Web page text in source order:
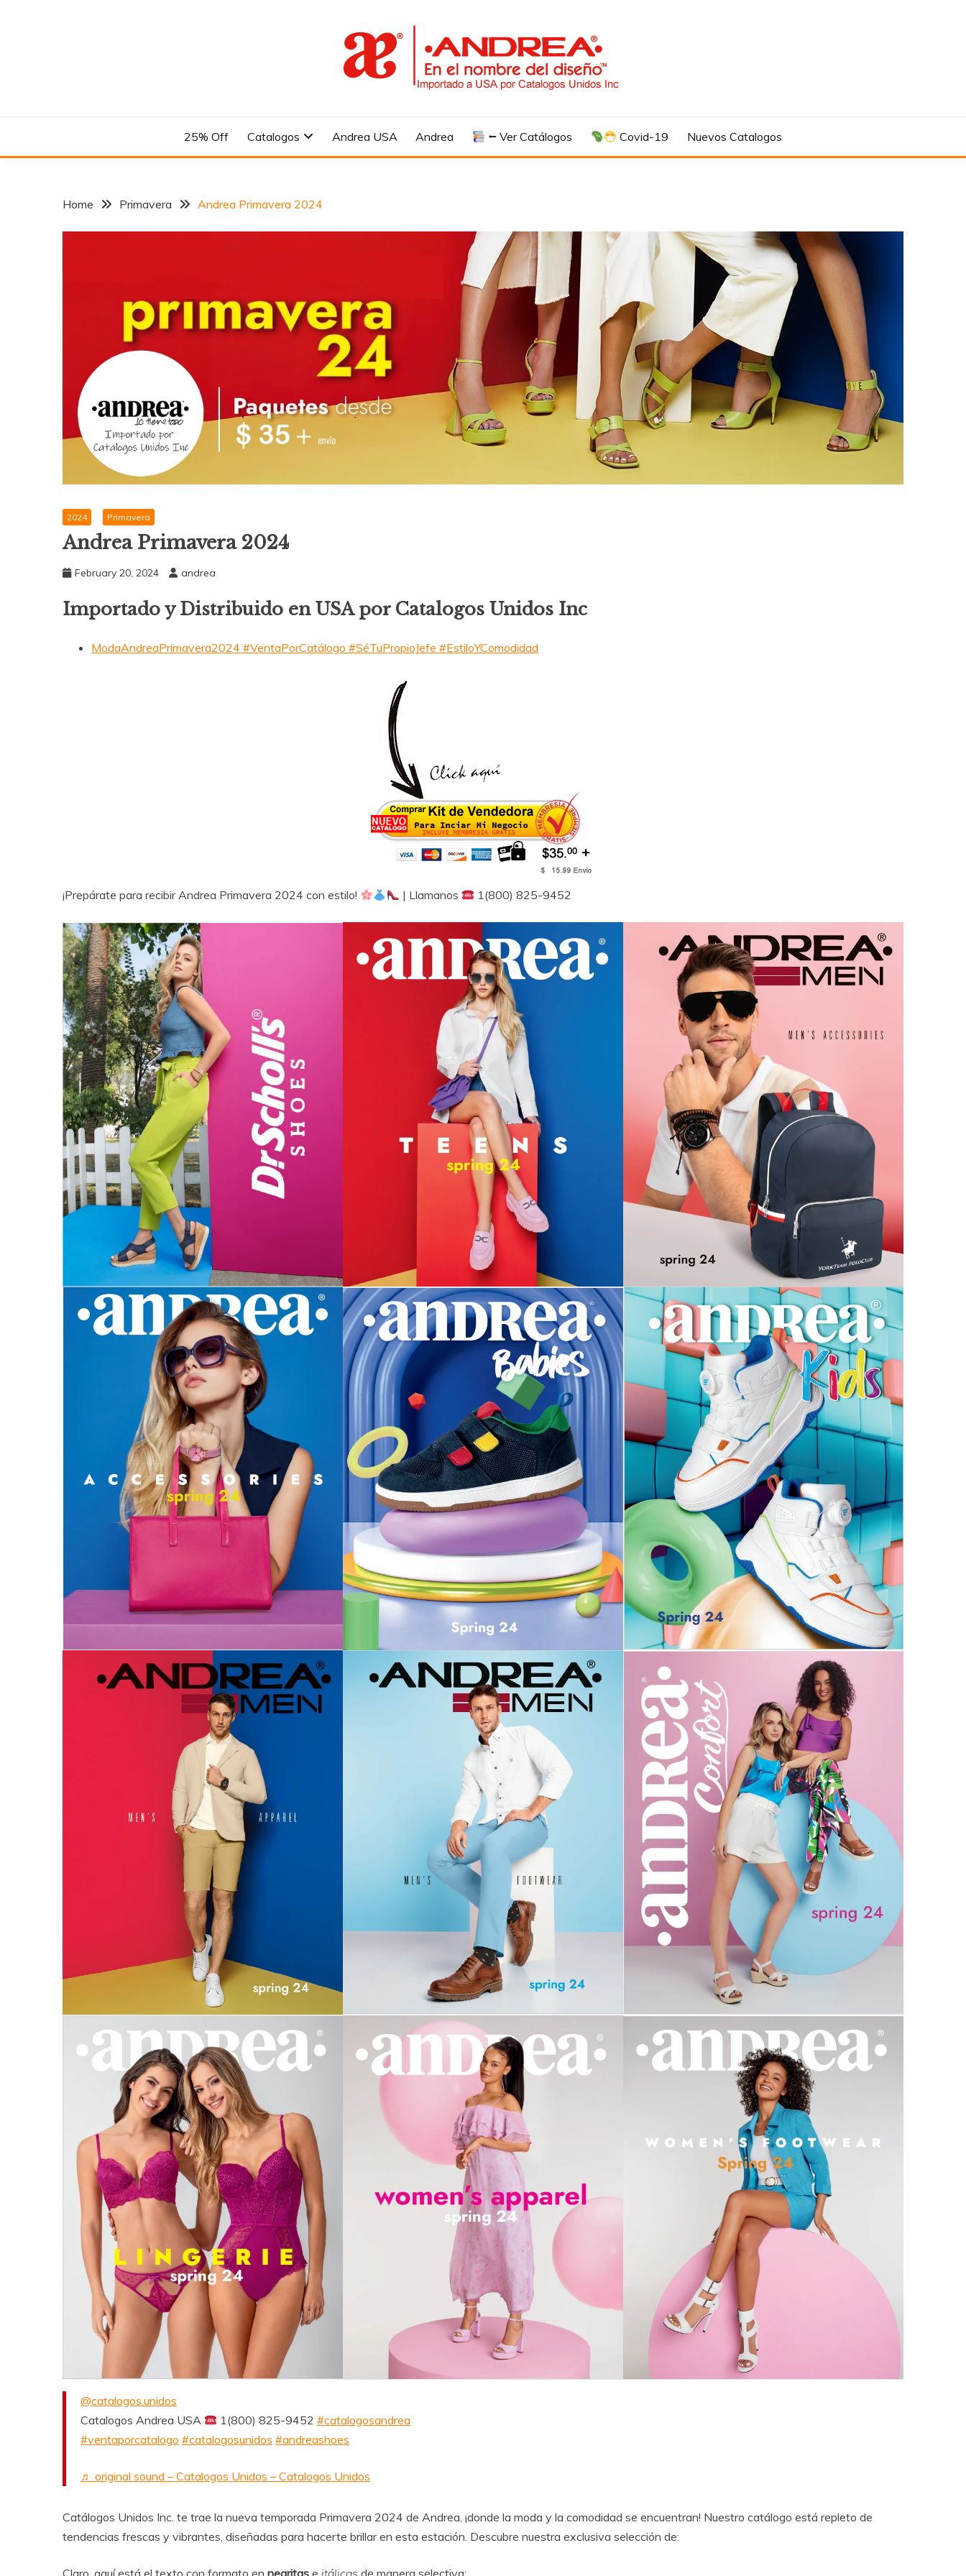
25% Off Catalogos Andrea USA Andrea ⭠ Ver Catálogos Covid-19 Nuevos Catalogos
Home Primavera Andrea Primavera 2024
2024 Primavera
Andrea Primavera 2024
February 20, 2024 andrea
Importado y Distribuido en USA por Catalogos Unidos Inc
ModaAndreaPrimavera2024 #VentaPorCatálogo #SéTuPropioJefe #EstiloYComodidad
¡Prepárate para recibir Andrea Primavera 2024 con estilo! | Llamanos 1(800) 825-9452
@catalogos.unidos
Catalogos Andrea USA
1(800) 825-9452#catalogosandrea
#ventaporcatalogo #catalogosunidos #andreashoes
♬ original sound – Catalogos Unidos – Catalogos Unidos
Catálogos Unidos Inc. te trae la nueva temporada Primavera 2024 de Andrea, ¡donde la moda y la comodidad se encuentran! Nuestro catálogo está repleto de
tendencias frescas y vibrantes, diseñadas para hacerte brillar en esta estación. Descubre nuestra exclusiva selección de: